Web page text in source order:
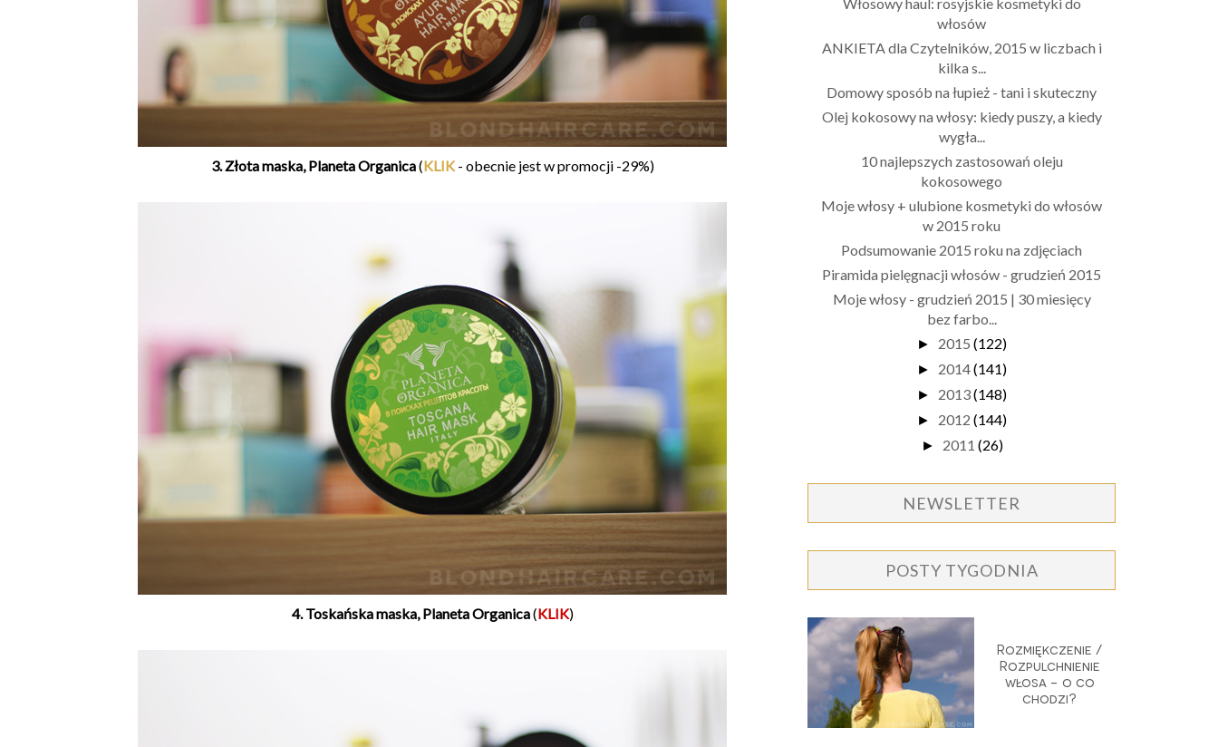
3. Złota maska, Planeta Organica(KLIK - obecnie jest w promocji -29%)
4. Toskańska maska, Planeta Organica(KLIK)
włosów
ANKIETA dla Czytelników, 2015 w liczbach i
kilka s...
Domowy sposób na łupież - tani i skuteczny
Olej kokosowy na włosy: kiedy puszy, a kiedy
wygła...
10 najlepszych zastosowań oleju
kokosowego
Moje włosy + ulubione kosmetyki do włosów
w 2015 roku
Podsumowanie 2015 roku na zdjęciach
Piramida pielęgnacji włosów - grudzień 2015
Moje włosy - grudzień 2015 | 30 miesięcy
bez farbo...
► 2015 (122)
► 2014(141)
► 2013(148)
► 2012 (144)
► 2011 (26)
NEWSLETTER
POSTY TYGODNIA
Rozmiękczenie /
Rozpulchnienie
włosa - o co
chodzi?